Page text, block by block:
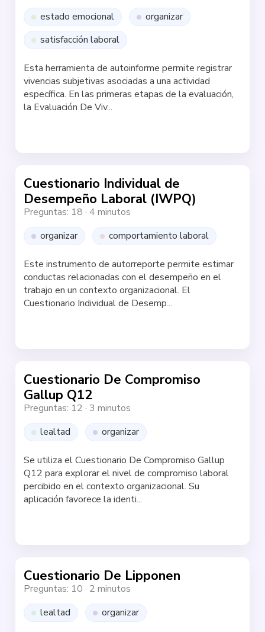
estado emocional
organizar
satisfacción laboral
Esta herramienta de autoinforme permite registrar
vivencias subjetivas asociadas a una actividad
específica. En las primeras etapas de la evaluación,
la Evaluación De Viv...
Cuestionario Individual de
Desempeño Laboral (IWPQ)
Preguntas: 18 ·4 minutos
organizar
comportamiento laboral
Este instrumento de autorreporte permite estimar
conductas relacionadas con el desempeño en el
trabajo en un contexto organizacional. El
Cuestionario Individual de Desemp...
Cuestionario De Compromiso
Gallup Q12
Preguntas: 12 · 3 minutos
lealtad
organizar
Se utiliza el Cuestionario De Compromiso Gallup
Q12 para explorar el nivel de compromiso laboral
percibido en el contexto organizacional. Su
aplicación favorece la identi...
Cuestionario De Lipponen
Preguntas: 10 · 2 minutos
lealtad
organizar